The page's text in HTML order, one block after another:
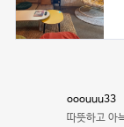
ooouuu33
따뜻하고 아